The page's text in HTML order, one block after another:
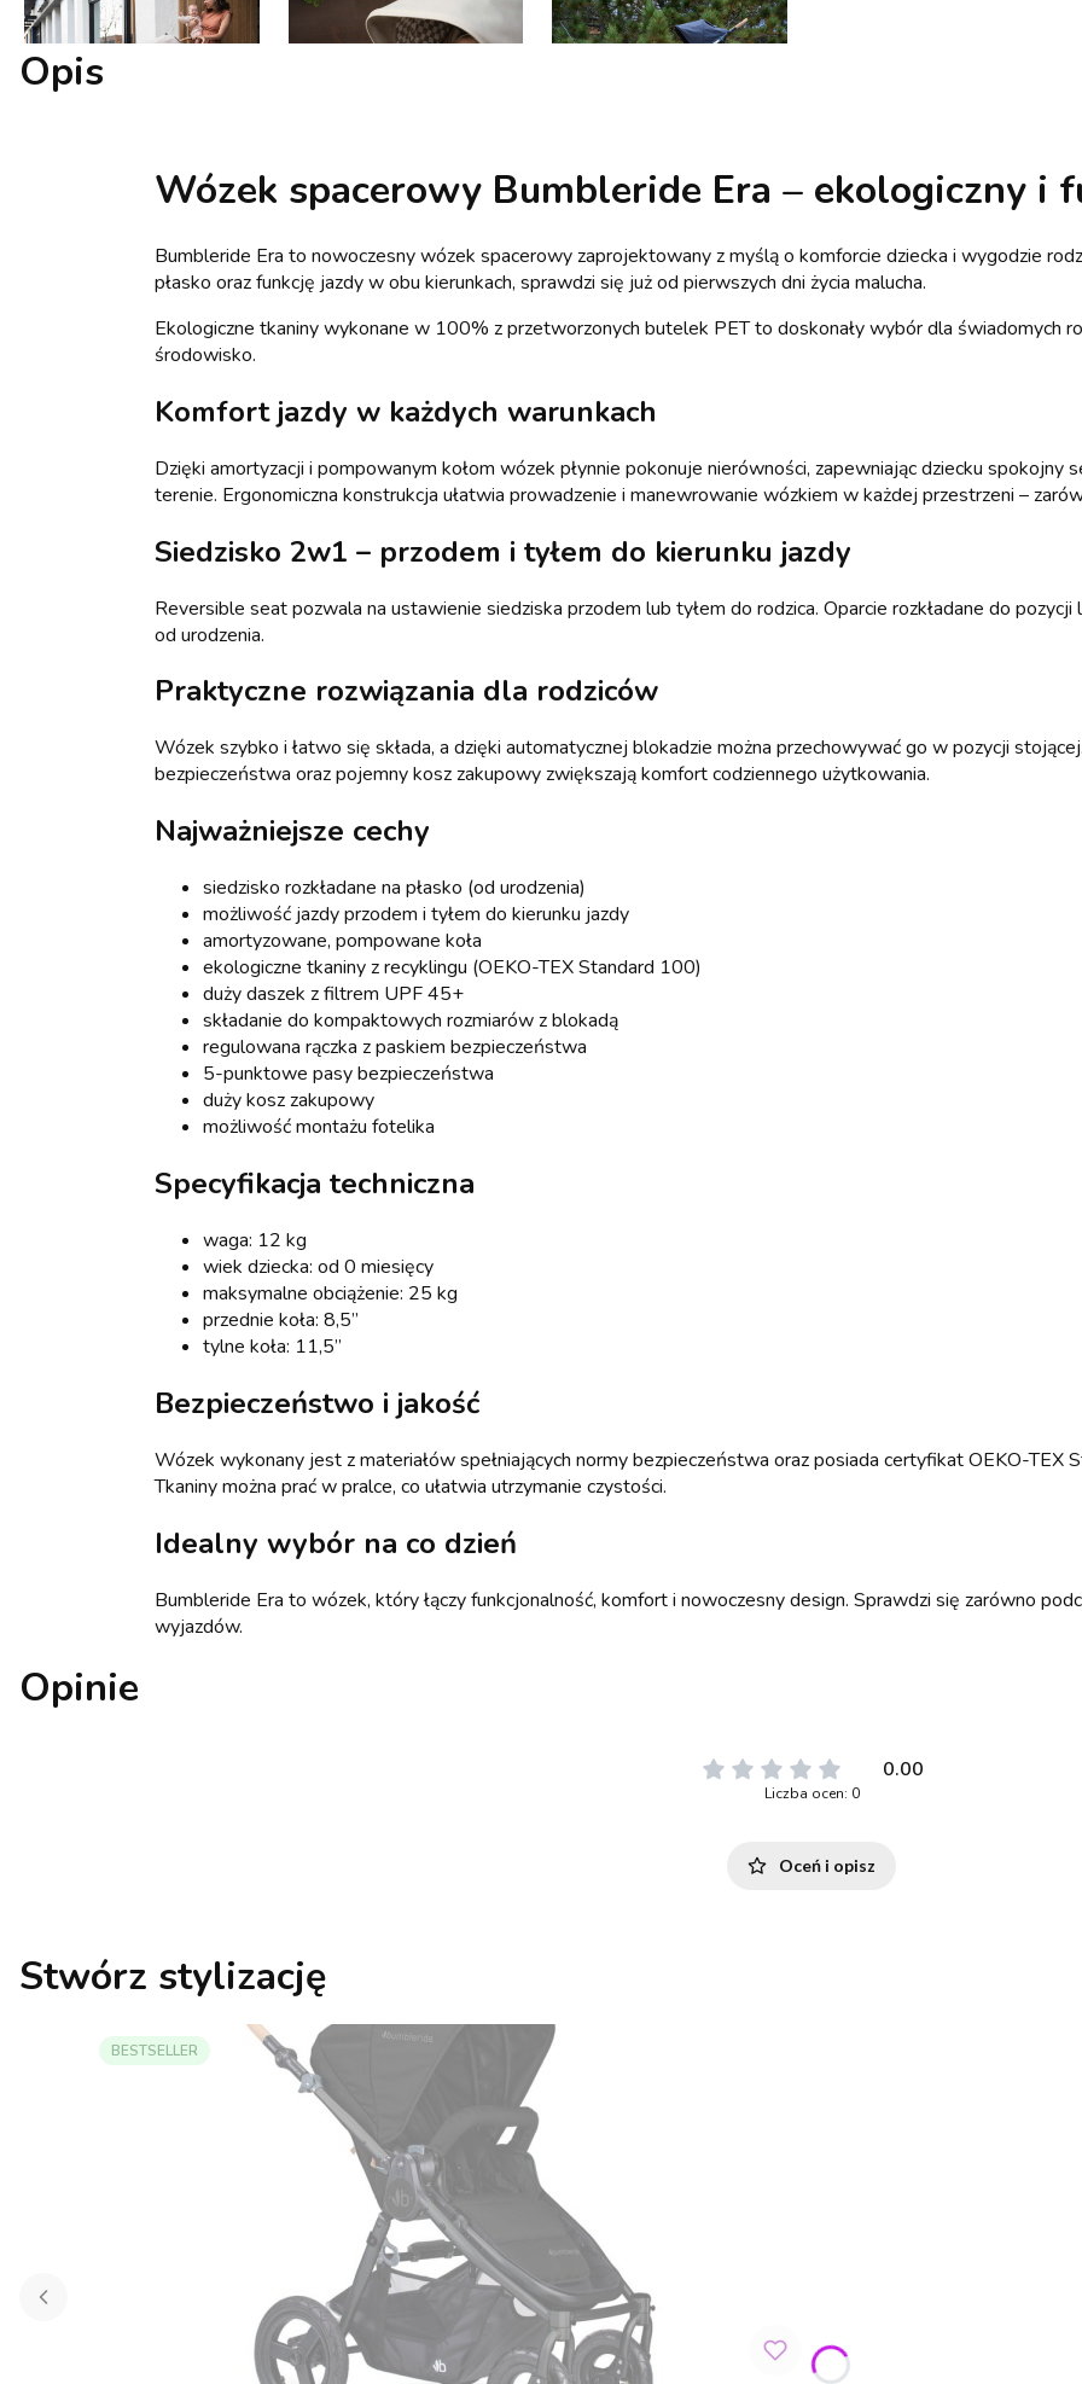
Opis
Wózek spacerowy Bumbleride Era – ekologiczny i
Bumbleride Era to nowoczesny wózek spacerowy zaprojektowany z myślą o komforcie dziecka i wygodzie
płasko oraz funkcję jazdy w obu kierunkach, sprawdzi się już od pierwszych dni życia malucha.
Ekologiczne tkaniny wykonane w 100% z przetworzonych butelek PET to doskonały wybór dla świadomych
środowisko.
Komfort jazdy w każdych warunkach
Dzięki amortyzacji i pompowanym kołom wózek płynnie pokonuje nierówności, zapewniając dziecku
terenie. Ergonomiczna konstrukcja ułatwia prowadzenie i manewrowanie wózkiem w każdej przestrzeni –
Siedzisko 2w1 – przodem i tyłem do kierunku jazdy
Reversible seat pozwala na ustawienie siedziska przodem lub tyłem do rodzica. Oparcie rozkładane do
od urodzenia.
Praktyczne rozwiązania dla rodziców
Wózek szybko i łatwo się składa, a dzięki automatycznej blokadzie można przechowywać go w pozycji
bezpieczeństwa oraz pojemny kosz zakupowy zwiększają komfort codziennego użytkowania.
Najważniejsze cechy
siedzisko rozkładane na płasko (od urodzenia)
możliwość jazdy przodem i tyłem do kierunku jazdy
amortyzowane, pompowane koła
ekologiczne tkaniny z recyklingu (OEKO-TEX Standard 100)
duży daszek z filtrem UPF 45+
składanie do kompaktowych rozmiarów z blokadą
regulowana rączka z paskiem bezpieczeństwa
5-punktowe pasy bezpieczeństwa
duży kosz zakupowy
możliwość montażu fotelika
Specyfikacja techniczna
waga: 12 kg
wiek dziecka: od 0 miesięcy
maksymalne obciążenie: 25 kg
przednie koła: 8,5’’
tylne koła: 11,5’’
Bezpieczeństwo i jakość
Wózek wykonany jest z materiałów spełniających normy bezpieczeństwa oraz posiada certyfikat OEKO-TEX
Tkaniny można prać w pralce, co ułatwia utrzymanie czystości.
Idealny wybór na co dzień
Bumbleride Era to wózek, który łączy funkcjonalność, komfort i nowoczesny design. Sprawdzi się zarówno
wyjazdów.
Opinie
0.00
Liczba ocen: 0
Oceń i opisz
Stwórz stylizację
BESTSELLER